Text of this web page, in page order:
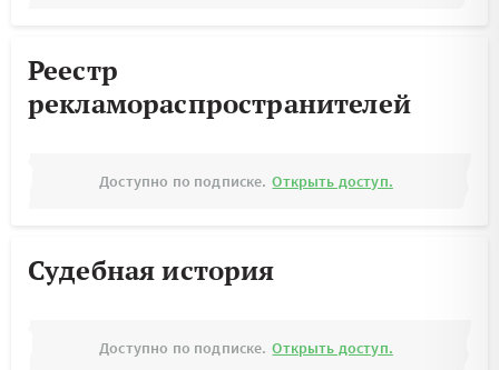
Реестр
рекламораспространителей
Доступно по подписке. Открыть доступ.
Судебная история
Доступно по подписке. Открыть доступ.